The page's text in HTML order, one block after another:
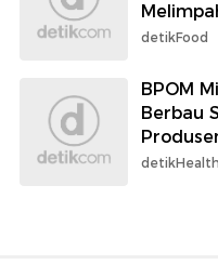
detikFood
BPOM
Berbau
detikHealth